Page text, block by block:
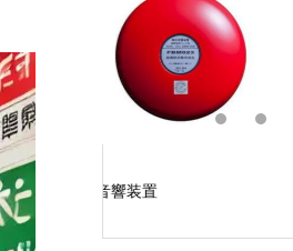
定温式スポット型感知器